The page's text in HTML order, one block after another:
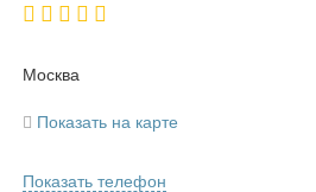
Москва
Показать на карте
Показать телефон